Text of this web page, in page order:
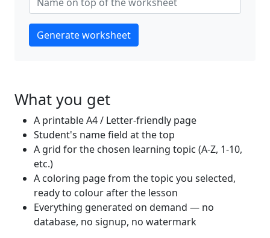
Generate worksheet
What you get
A printable A4 / Letter-friendly page
Student's name field at the top
A grid for the chosen learning topic (A-Z, 1-10,
etc.)
A coloring page from the topic you selected,
ready to colour after the lesson
Everything generated on demand — no
database, no signup, no watermark